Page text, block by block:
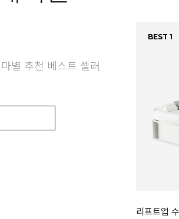
별 추천 베스트 셀러
BEST 1
리프트업